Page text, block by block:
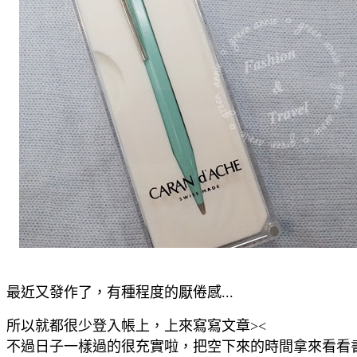
最近又發作了，有種程度的厭倦感...
所以就都很少登入帳上，上來寫寫文章><
不過日子一樣過的很充實啦，把空下來的時間拿來看看